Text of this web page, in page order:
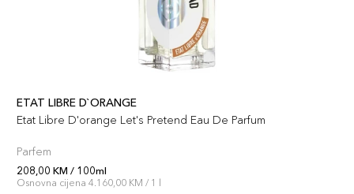
ETAT LIBRE D`ORANGE
Etat Libre D'orange Let's Pretend Eau De Parfum
Parfem
208,00 KM / 100ml
Osnovna cijena 4.160,00 KM / 1 l